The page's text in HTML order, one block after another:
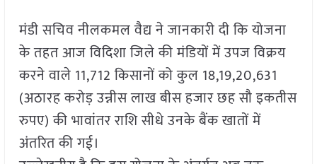
मंडी सचिव नीलकमल वैद्य ने जानकारी दी कि योजना
के तहत आज विदिशा जिले की मंडियों में उपज विक्रय
करने वाले 11,712 किसानों को कुल 18,19,20,631
(अठारह करोड़ उन्नीस लाख बीस हजार छह सौ इकतीस
रुपए) की भावांतर राशि सीधे उनके बैंक खातों में
अंतरित की गई।